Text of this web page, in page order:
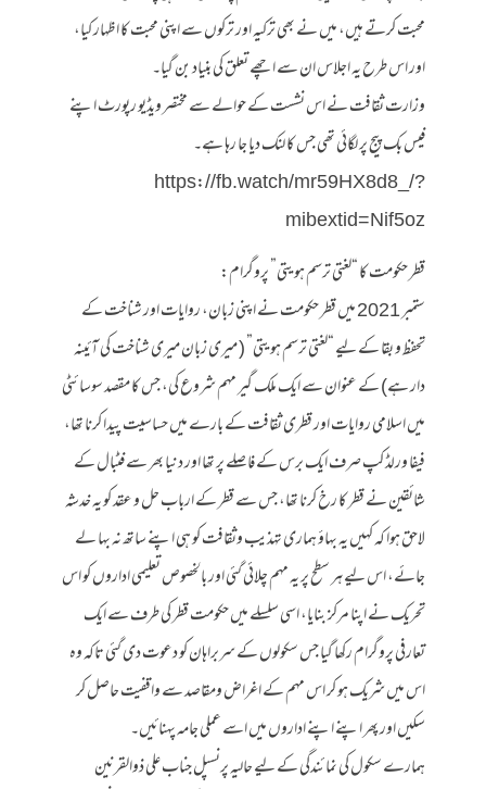
محبت کرتے ہیں، میں نے بھی ترکیہ اور ترکوں سے اپنی محبت کا اظہار کیا،
اور اس طرح یہ اجلاس ان سے اچھے تعلق کی بنیاد بن گیا۔
وزارت ثقافت نے اس نشست کے حوالے سے مختصر ویڈیو رپورٹ اپنے
فیس بک پیج پر لگائی تھی جس کا لنک دیا جا رہا ہے۔
https://fb.watch/mr59HX8d8_/?
mibextid=Nif5oz
قطر حکومت کا “لغتي ترسم هويتي” پروگرام:
ستمبر 2021 میں قطر حکومت نے اپنی زبان، روایات اور شناخت کے
تحفظ و بقا کے لیے “لغتي ترسم هويتي” ( میری زبان میری شناخت کی آئینہ
دار ہے) کے عنوان سے ایک ملک گیر مہم شروع کی، جس کا مقصد سوسائٹی
میں اسلامی روایات اور قطری ثقافت کے بارے میں حساسیت پیدا کرنا تھا،
فیفا ورلڈ کپ صرف ایک برس کے فاصلے پر تھا اور دنیا بھر سے فٹبال کے
شائقین نے قطر کا رخ کرنا تھا، جس سے قطر کے ارباب حل و عقد کو یہ خدشہ
لاحق ہوا کہ کہیں یہ بہاؤ ہماری تہذیب وثقافت کو ہی اپنے ساتھ نہ بہا لے
جائے، اس لیے ہر سطح پر یہ مہم چلائی گئی اور بالخصوص تعلیمی اداروں کو اس
تحریک نے اپنا مرکز بنایا، اسی سلسلے میں حکومت قطر کی طرف سے ایک
تعارفی پروگرام رکھا گیا جس سکولوں کے سربراہان کو دعوت دی گئی تاکہ وہ
اس میں شریک ہو کر اس مہم کے اغراض ومقاصد سے واقفیت حاصل کر
سکیں اور پھر اپنے اپنے اداروں میں اسے عملی جامہ پہنائیں۔
ہمارے سکول کی نمائندگی کے لیے حالیہ پرنسپل جناب علی ذوالقرنین